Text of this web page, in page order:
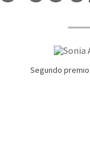
Segundo